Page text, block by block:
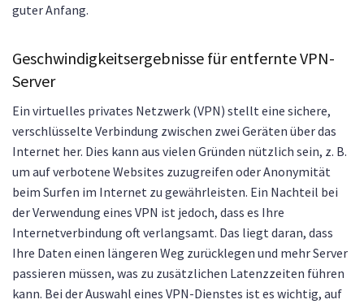
guter Anfang.
Geschwindigkeitsergebnisse für entfernte VPN-
Server
Ein virtuelles privates Netzwerk (VPN) stellt eine sichere,
verschlüsselte Verbindung zwischen zwei Geräten über das
Internet her. Dies kann aus vielen Gründen nützlich sein, z. B.
um auf verbotene Websites zuzugreifen oder Anonymität
beim Surfen im Internet zu gewährleisten. Ein Nachteil bei
der Verwendung eines VPN ist jedoch, dass es Ihre
Internetverbindung oft verlangsamt. Das liegt daran, dass
Ihre Daten einen längeren Weg zurücklegen und mehr Server
passieren müssen, was zu zusätzlichen Latenzzeiten führen
kann. Bei der Auswahl eines VPN-Dienstes ist es wichtig, auf